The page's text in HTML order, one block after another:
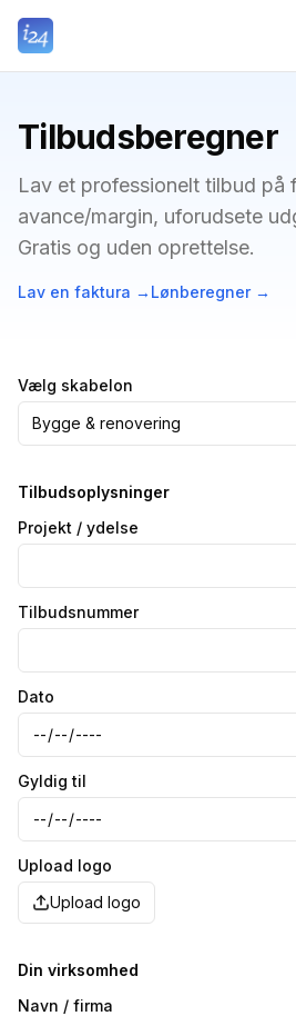
Tilbudsberegner
Lav et professionelt tilbud på
avance/margin, uforudsete
Gratis og uden oprettelse.
Lav en faktura → Lønberegner→
Vælg skabelon
Bygge & renovering
Tilbudsoplysninger
Projekt / ydelse
Tilbudsnummer
Dato
Gyldig til
Upload logo
Upload logo
Din virksomhed
Navn / firma